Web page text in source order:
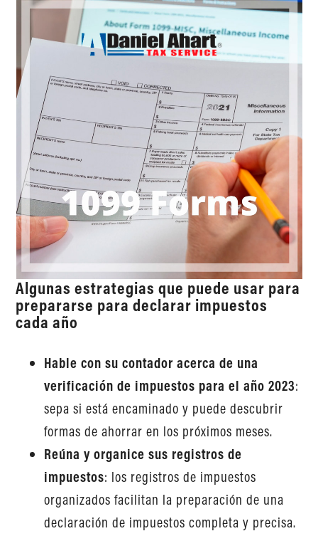
Algunas estrategias que puede usar para
prepararse para declarar impuestos
cada año
Hable con su contador acerca de una
verificación de impuestos para el año 2023:
sepa si está encaminado y puede descubrir
formas de ahorrar en los próximos meses.
Reúna y organice sus registros de
impuestos: los registros de impuestos
organizados facilitan la preparación de una
declaración de impuestos completa y precisa.